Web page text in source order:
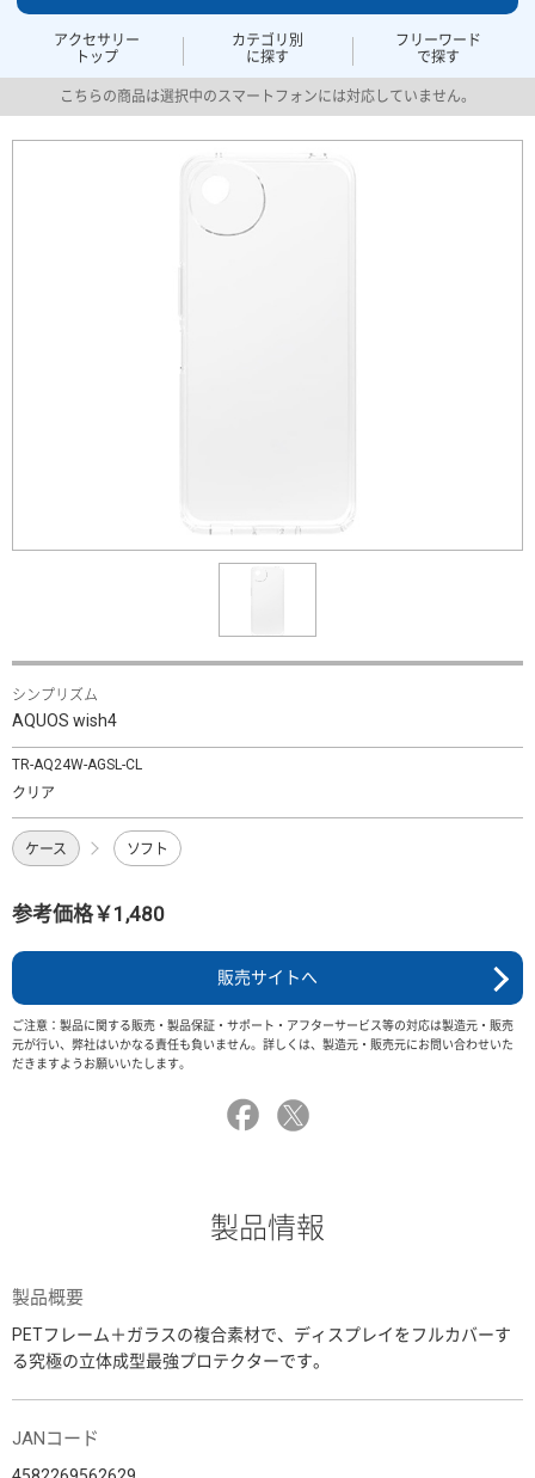
アクセサリー
トップ
カテゴリ別
に探す
フリーワード
で探す
こちらの商品は選択中のスマートフォンには対応していません。
シンプリズム
AQUOS wish4
TR-AQ24W-AGSL-CL
クリア
ケース ソフト
参考価格￥1,480
販売サイトへ
ご注意：製品に関する販売・製品保証・サポート・アフターサービス等の対応は製造元・販売
元が行い、弊社はいかなる責任も負いません。詳しくは、製造元・販売元にお問い合わせいた
だきますようお願いいたします。
製品情報
製品概要
PETフレーム＋ガラスの複合素材で、ディスプレイをフルカバーす
る究極の立体成型最強プロテクターです。
JANコード